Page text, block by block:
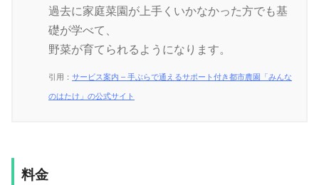
過去に家庭菜園が上手くいかなかった方でも基
礎が学べて、
野菜が育てられるようになります。
引用： サービス案内 – 手ぶらで通えるサポート付き都市農園「みんな
のはたけ」の公式サイト
料金